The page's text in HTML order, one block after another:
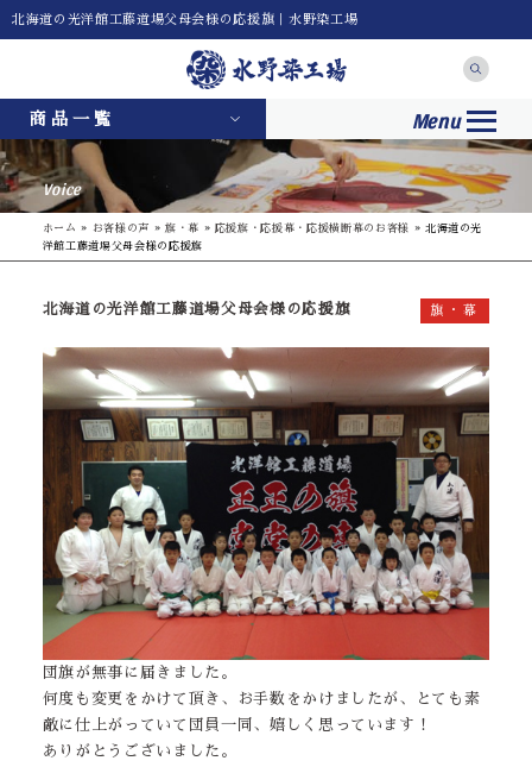
北海道の光洋館工藤道場父母会様の応援旗｜水野染工場
商品一覧 Menu
Voice
ホーム » お客様の声 » 旗・幕 » 応援旗・応援幕・応援横断幕のお客様 » 北海道の光
洋館工藤道場父母会様の応援旗
北海道の光洋館工藤道場父母会様の応援旗 旗・幕
団旗が無事に届きました。
何度も変更をかけて頂き、お手数をかけましたが、とても素
敵に仕上がっていて団員一同、嬉しく思っています！
ありがとうございました。